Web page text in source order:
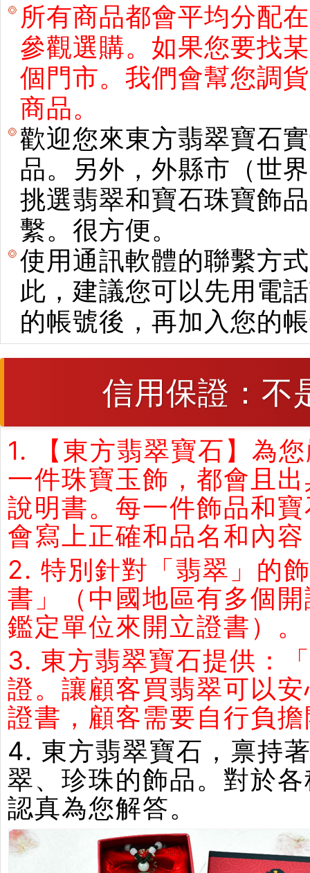
所有商品都會平均分配
參觀選購。如果您要找
個門市。我們會幫您調
商品。
歡迎您來東方翡翠寶石
品。另外，外縣市（世
挑選翡翠和寶石珠寶飾
繫。很方便。
使用通訊軟體的聯繫方
此，建議您可以先用電
的帳號後，再加入您的
信用保證：不
1. 【東方翡翠寶石】為
一件珠寶玉飾，都會且
說明書。每一件飾品和
會寫上正確和品名和內
2. 特別針對「翡翠」的
書」（中國地區有多個
鑑定單位來開立證書）。
3. 東方翡翠寶石提供：
證。讓顧客買翡翠可以
證書，顧客需要自行負
4. 東方翡翠寶石，禀持
翠、珍珠的飾品。對於
認真為您解答。